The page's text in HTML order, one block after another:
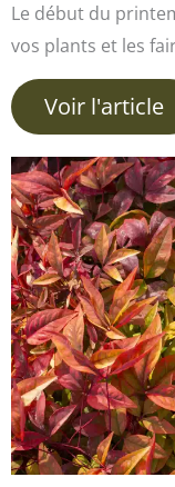
Le début du
vos plants et les
Voir l'article